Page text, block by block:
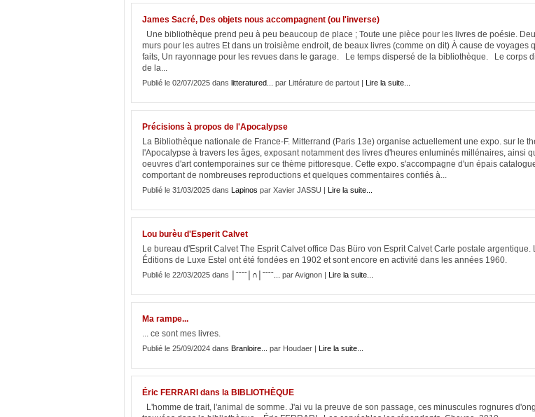
James Sacré, Des objets nous accompagnent (ou l'inverse)
Une bibliothèque prend peu à peu beaucoup de place ; Toute une pièce pour les livres de poésie.
murs pour les autres Et dans un troisième endroit, de beaux livres (comme on dit) À cause de voyages
faits, Un rayonnage pour les revues dans le garage. Le temps dispersé de la bibliothèque. Le corps
de la...
Publié le 02/07/2025 dans litteratured... par Littérature de partout | Lire la suite...
Précisions à propos de l'Apocalypse
La Bibliothèque nationale de France-F. Mitterrand (Paris 13e) organise actuellement une expo. sur le
l'Apocalypse à travers les âges, exposant notamment des livres d'heures enluminés millénaires, ainsi
oeuvres d'art contemporaines sur ce thème pittoresque. Cette expo. s'accompagne d'un épais
comportant de nombreuses reproductions et quelques commentaires confiés à...
Publié le 31/03/2025 dans Lapinos par Xavier JASSU | Lire la suite...
Lou burèu d'Esperit Calvet
Le bureau d'Esprit Calvet The Esprit Calvet office Das Büro von Esprit Calvet Carte postale argentique.
Éditions de Luxe Estel ont été fondées en 1902 et sont encore en activité dans les années 1960.
Publié le 22/03/2025 dans │ˉˉˉˉ│∩│ˉˉˉˉ... par Avignon | Lire la suite...
Ma rampe...
... ce sont mes livres.
Publié le 25/09/2024 dans Branloire... par Houdaer | Lire la suite...
Éric FERRARI dans la BIBLIOTHÈQUE
L'homme de trait, l'animal de somme. J'ai vu la preuve de son passage, ces minuscules rognures